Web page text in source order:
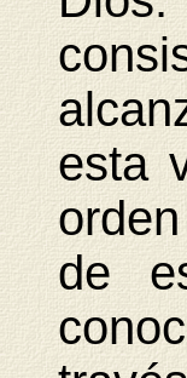
esta
de